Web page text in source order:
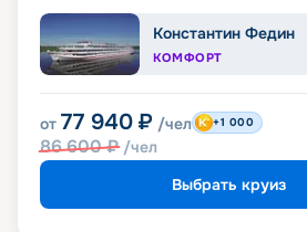
Константин Федин
КОМФОРТ
от 77 940 ₽ /чел
86 600₽ /чел
+1 000
Выбрать круиз